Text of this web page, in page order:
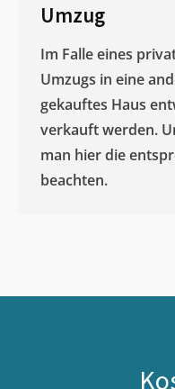
Umzug
Im Falle eines
Umzugs in eine
gekauftes Haus
verkauft werden.
man hier die
beachten.